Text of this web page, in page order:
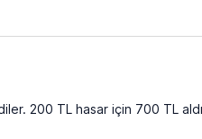
200 TL hasar için 700 TL